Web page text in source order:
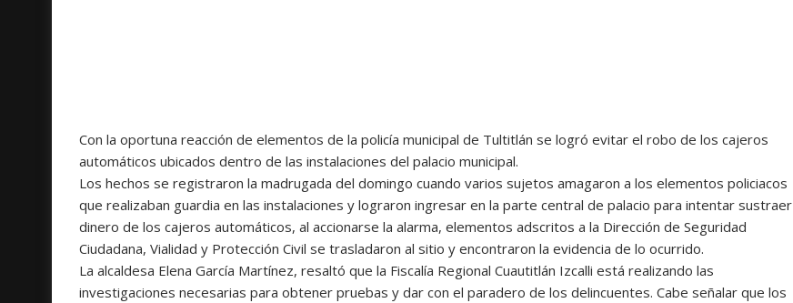
Con la oportuna reacción de elementos de la policía municipal de Tultitlán se logró evitar el robo de los cajeros
automáticos ubicados dentro de las instalaciones del palacio municipal.
Los hechos se registraron la madrugada del domingo cuando varios sujetos amagaron a los elementos policiacos
que realizaban guardia en las instalaciones y lograron ingresar en la parte central de palacio para intentar sustraer
dinero de los cajeros automáticos, al accionarse la alarma, elementos adscritos a la Dirección de Seguridad
Ciudadana, Vialidad y Protección Civil se trasladaron al sitio y encontraron la evidencia de lo ocurrido.
La alcaldesa Elena García Martínez, resaltó que la Fiscalía Regional Cuautitlán Izcalli está realizando las
investigaciones necesarias para obtener pruebas y dar con el paradero de los delincuentes. Cabe señalar que los